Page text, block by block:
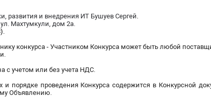
развития и внедрения ИТ Бушуев Сергей.
Махтумкули, дом 2а.
конкурса - Участником Конкурса может быть любой
с учетом или без учета НДС.
и порядке проведения Конкурса содержится в Конкурсной
Объявлению.